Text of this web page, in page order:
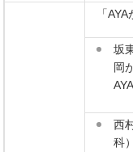
「
坂
岡
西
科